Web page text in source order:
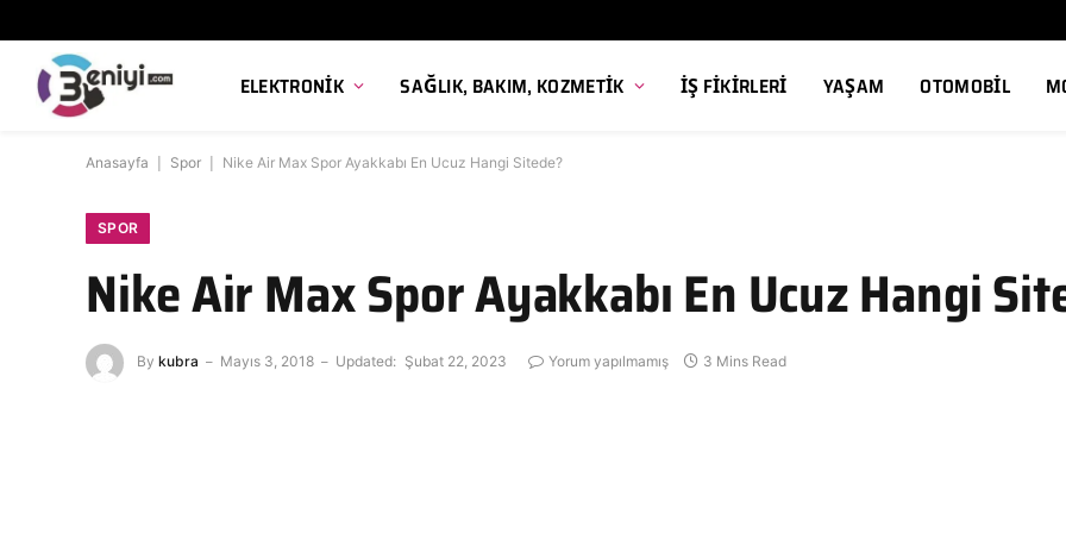
ELEKTRONIK SAĞLIK, BAKIM, KOZMETIK İŞ FIKIRLERI YAŞAM OTOMOBIL
Anasayfa Spor Nike Air Max Spor Ayakkabı En Ucuz Hangi Sitede?
SPOR
Nike Air Max Spor Ayakkabı En Ucuz Hangi
By kubra Mayıs 3, 2018 Updated: Şubat 22, 2023 Yorum yapılmamış 3 Mins Read